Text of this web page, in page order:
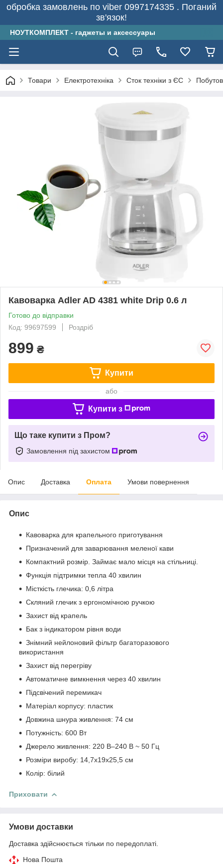
обробка замовлень по viber 0997174335 . Поганий
зв'язок!
НОУТКОМПЛЕКТ - гаджеты и аксессуары
Товари Електротехніка Сток техніки з ЄС
Кавоварка Adler AD 4381 white Drip 0.6 л
Готово до відправки
Код: 99697599
Роздріб
899 ₴
Купити
або
Купити з
Що таке купити з Пром?
Замовлення під захистом
Опис Доставка Оплата Умови повернення
Опис
Кавоварка для крапельного приготування
Призначений для заварювання меленої кави
Компактний розмір. Займає мало місця на стільниці.
Функція підтримки тепла 40 хвилин
Місткість глечика: 0,6 літра
Скляний глечик з ергономічною ручкою
Захист від крапель
Бак з індикатором рівня води
Знімний нейлоновий фільтр багаторазового
використання
Захист від перегріву
Автоматичне вимкнення через 40 хвилин
Підсвічений перемикач
Матеріал корпусу: пластик
Довжина шнура живлення: 74 см
Потужність: 600 Вт
Джерело живлення: 220 В–240 В ~ 50 Гц
Розміри виробу: 14,7x19x25,5 см
Колір: білий
Приховати
Умови доставки
Доставка здійснюється тільки по передоплаті.
Нова Пошта